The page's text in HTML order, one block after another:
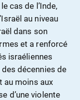
cas de l’Inde,
au niveau
dans son
et a renforcé
israéliennes
décennies de
au moins aux
d’une violente